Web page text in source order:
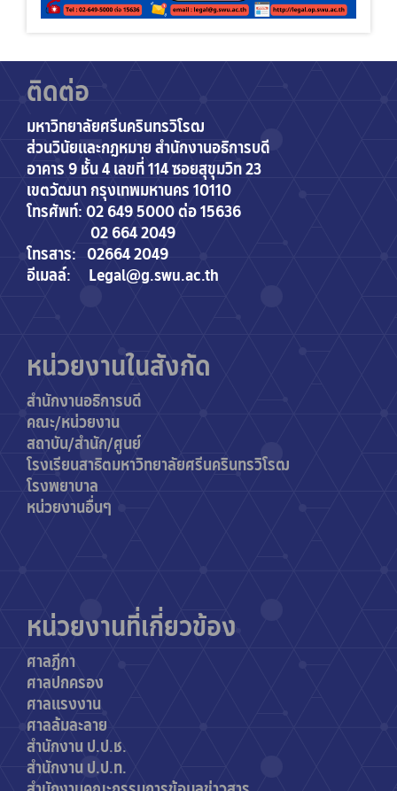
ติดต่อ
มหาวิทยาลัยศรีนครินทรวิโรฒ
ส่วนวินัยและกฎหมาย สำนักงานอธิการบดี
อาคาร 9 ชั้น 4 เลขที่ 114 ซอยสุขุมวิท 23
เขตวัฒนา กรุงเทพมหานคร 10110
โทรศัพท์: 02 649 5000 ต่อ 15636
02 664 2049
โทรสาร: 02664 2049
อีเมลล์: Legal@g.swu.ac.th
หน่วยงานในสังกัด
สำนักงานอธิการบดี
คณะ/หน่วยงาน
สถาบัน/สำนัก/ศูนย์
โรงเรียนสาธิตมหาวิทยาลัยศรีนครินทรวิโรฒ
โรงพยาบาล
หน่วยงานอื่นๆ
หน่วยงานที่เกี่ยวข้อง
ศาลฎีกา
ศาลปกครอง
ศาลแรงงาน
ศาลล้มละลาย
สำนักงาน ป.ป.ช.
สำนักงาน ป.ป.ท.